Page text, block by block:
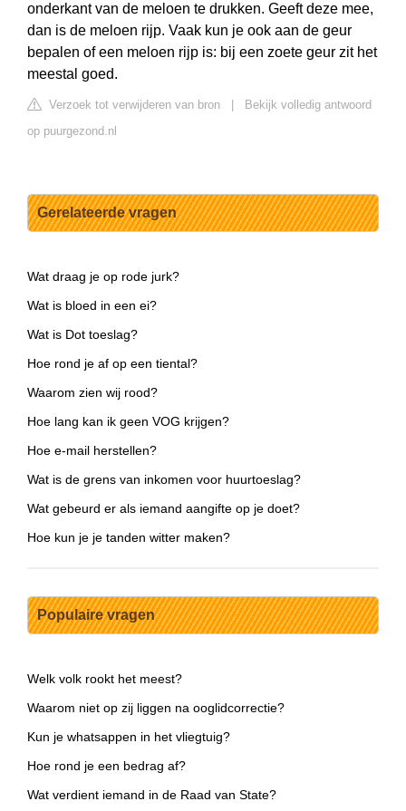
onderkant van de meloen te drukken. Geeft deze mee,
dan is de meloen rijp. Vaak kun je ook aan de geur
bepalen of een meloen rijp is: bij een zoete geur zit het
meestal goed.
Verzoek tot verwijderen van bron
Bekijk volledig antwoord
op puurgezond.nl
Gerelateerde vragen
Wat draag je op rode jurk?
Wat is bloed in een ei?
Wat is Dot toeslag?
Hoe rond je af op een tiental?
Waarom zien wij rood?
Hoe lang kan ik geen VOG krijgen?
Hoe e-mail herstellen?
Wat is de grens van inkomen voor huurtoeslag?
Wat gebeurd er als iemand aangifte op je doet?
Hoe kun je je tanden witter maken?
Populaire vragen
Welk volk rookt het meest?
Waarom niet op zij liggen na ooglidcorrectie?
Kun je whatsappen in het vliegtuig?
Hoe rond je een bedrag af?
Wat verdient iemand in de Raad van State?